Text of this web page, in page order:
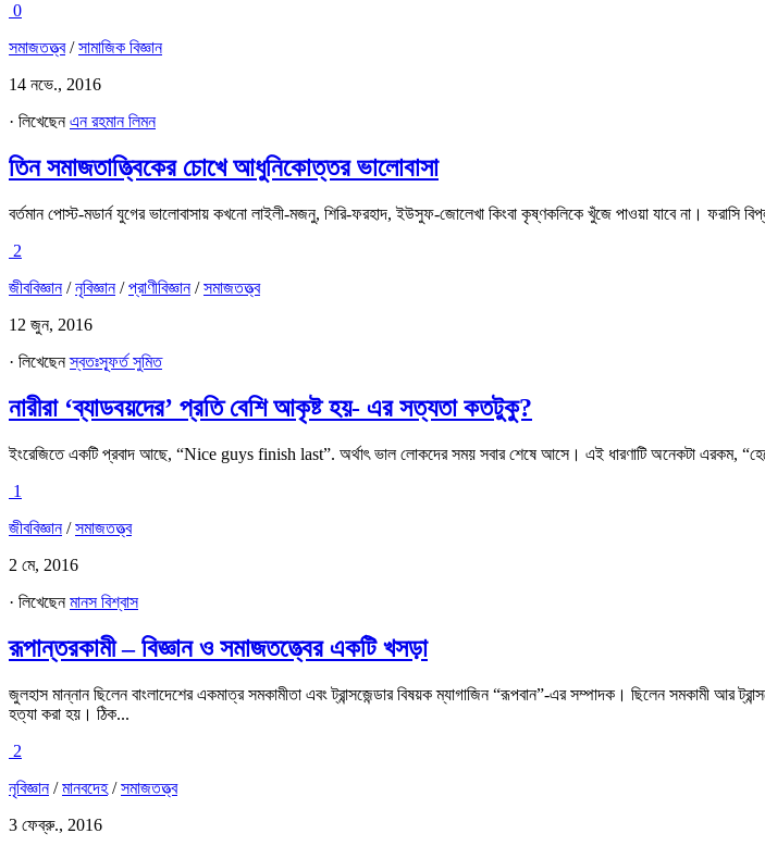
0
সমাজতত্ত্ব/সামাজিক বিজ্ঞান
14 নভে., 2016
· লিখেছেনএন রহমান লিমন
তিন সমাজতাত্ত্বিকের চোখে আধুনিকোত্তর ভালোবাসা
বর্তমান পোস্ট-মডার্ন যুগের ভালোবাসায় কখনো লাইলী-মজনু, শিরি-ফরহাদ, ইউসুফ-জোলেখা কিংবা কৃষ্ণকলিকে খুঁজে পাওয়া যাবে না। ফরাসি
2
জীববিজ্ঞান/নৃবিজ্ঞান/প্রাণীবিজ্ঞান/সমাজতত্ত্ব
12 জুন, 2016
· লিখেছেনস্বতঃস্ফূর্ত সুমিত
নারীরা ‘ব্যাডবয়দের’ প্রতি বেশি আকৃষ্ট হয়- এর সত্যতা কতটুকু?
ইংরেজিতে একটি প্রবাদ আছে, “Nice guys finish last”. অর্থাৎ ভাল লোকদের সময় সবার শেষে আসে। এই ধারণাটি অনেকটা এরকম,
1
জীববিজ্ঞান/সমাজতত্ত্ব
2 মে, 2016
· লিখেছেনমানস বিশ্বাস
রূপান্তরকামী – বিজ্ঞান ও সমাজতত্ত্বের একটি খসড়া
জুলহাস মান্নান ছিলেন বাংলাদেশের একমাত্র সমকামীতা এবং ট্রান্সজেন্ডার বিষয়ক ম্যাগাজিন “রূপবান”-এর সম্পাদক। ছিলেন সমকামী
হত্যা করা হয়। ঠিক...
2
নৃবিজ্ঞান/মানবদেহ/সমাজতত্ত্ব
3 ফেব্রু., 2016